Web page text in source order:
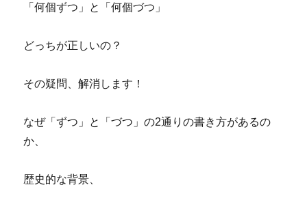
「何個ずつ」と「何個づつ」
どっちが正しいの？
その疑問、解消します！
なぜ「ずつ」と「づつ」の2通りの書き方があるの
か、
歴史的な背景、